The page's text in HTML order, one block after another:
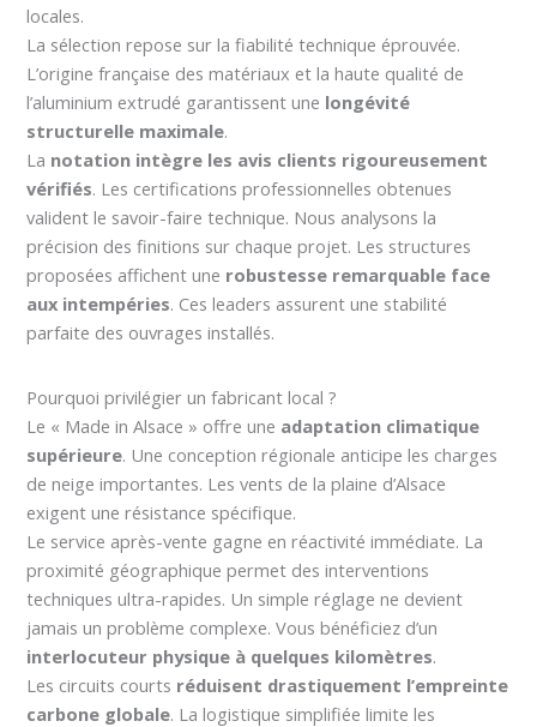
locales.
La sélection repose sur la fiabilité technique éprouvée.
L’origine française des matériaux et la haute qualité de
l’aluminium extrudé garantissent une longévité
structurelle maximale.
La notation intègre les avis clients rigoureusement
vérifiés. Les certifications professionnelles obtenues
valident le savoir-faire technique. Nous analysons la
précision des finitions sur chaque projet. Les structures
proposées affichent une robustesse remarquable face
aux intempéries. Ces leaders assurent une stabilité
parfaite des ouvrages installés.
Pourquoi privilégier un fabricant local ?
Le « Made in Alsace » offre une adaptation climatique
supérieure. Une conception régionale anticipe les charges
de neige importantes. Les vents de la plaine d’Alsace
exigent une résistance spécifique.
Le service après-vente gagne en réactivité immédiate. La
proximité géographique permet des interventions
techniques ultra-rapides. Un simple réglage ne devient
jamais un problème complexe. Vous bénéficiez d’un
interlocuteur physique à quelques kilomètres.
Les circuits courts réduisent drastiquement l’empreinte
carbone globale. La logistique simplifiée limite les